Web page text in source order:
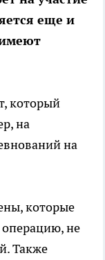
еще и
который
на
на
которые
не
Также